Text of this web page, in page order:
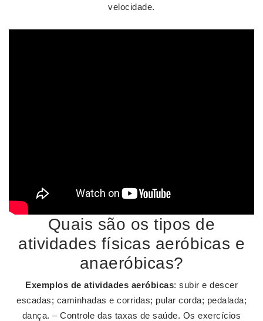
velocidade.
Quais são os tipos de
atividades físicas aeróbicas e
anaeróbicas?
Exemplos de atividades aeróbicas: subir e descer
escadas; caminhadas e corridas; pular corda; pedalada;
dança. – Controle das taxas de saúde. Os exercícios